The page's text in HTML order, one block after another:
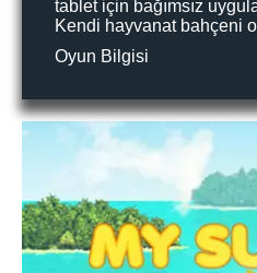
tablet için bağımsız
Kendi hayvanat bahçeni
Oyun Bilgisi